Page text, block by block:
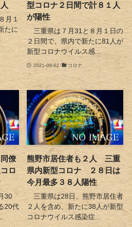
月１
たに
型コロナ２日間で計８１人
が陽性
三重県は７月31と８月１日の
２日間で、県内で新たに81人が
新型コロナウイルス感...
2021-08-02 コロナ
僚
ロ
30
20代
熊野市居住者も２人 三重
県内新型コロナ ２８日は
今月最多３８人陽性
三重県は28日、熊野市居住者
２人を含め、新たに38人が新型
コロナウイルス感染症...